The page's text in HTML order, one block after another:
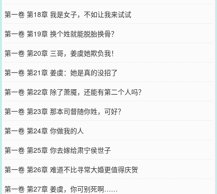
第一卷 第18章 我是女子，不如让我来试试
第一卷 第19章 换个姓就能脱胎换骨？
第一卷 第20章 三哥，姜虞她欺负我！
第一卷 第21章 姜虞：她是真的没招了
第一卷 第22章 除了萧魇，还能有第二个人吗？
第一卷 第23章 那本司督随你姓，可好？
第一卷 第24章 你做我的人
第一卷 第25章 你去嫁给肃宁侯世子
第一卷 第26章 难道不比寻常大婚更值得庆贺
第一卷 第27章 姜虞，你可别死啊……